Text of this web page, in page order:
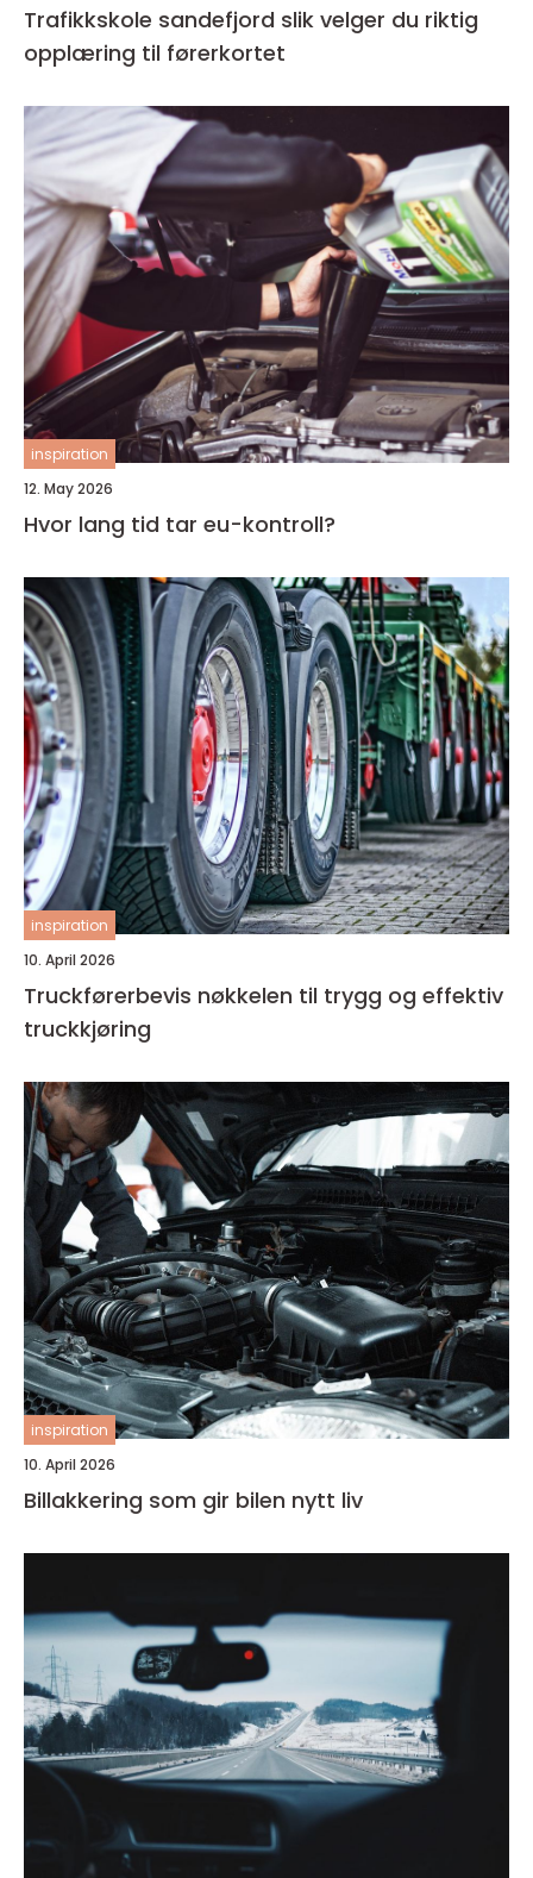
Trafikkskole sandefjord slik velger du riktig
opplæring til førerkortet
inspiration
12. May 2026
Hvor lang tid tar eu-kontroll?
inspiration
10. April 2026
Truckførerbevis nøkkelen til trygg og effektiv
truckkjøring
inspiration
10. April 2026
Billakkering som gir bilen nytt liv